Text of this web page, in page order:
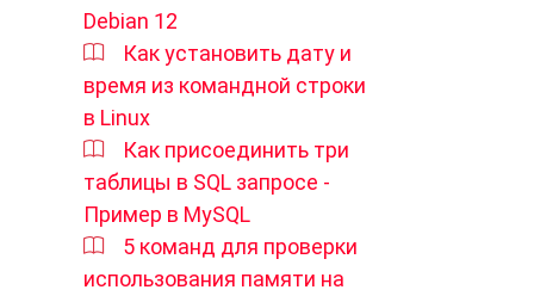
Debian 12
Как установить дату и
время из командной строки
в Linux
Как присоединить три
таблицы в SQL запросе -
Пример в MySQL
5 команд для проверки
использования памяти на